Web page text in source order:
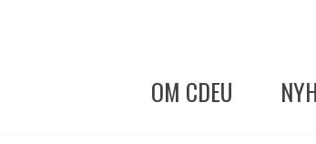
OM CDEU